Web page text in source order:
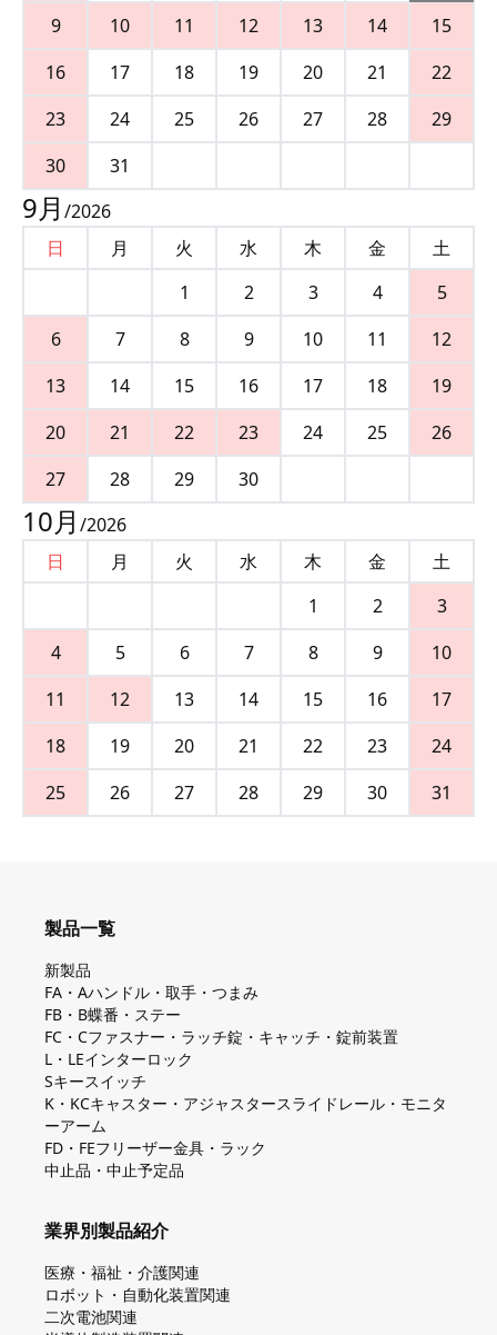
9
10 11 12 13 14
15
16
17 18 19 20 21
22
23
24 25 26 27 28
29
30
31
9月 /2026
日
月 火 水 木 金
土
1
2 3 4
5
6
7 8 9 10 11
12
13
14 15 16 17 18
19
20
21 22 23 24 25
26
27
28 29 30
10月 /2026
日
月 火 水 木 金
土
1
2
3
4
5 6 7 8 9
10
11
12 13 14 15 16
17
18
19 20 21 22 23
24
25
26 27 28 29 30 31
製品一覧
新製品
FA・Aハンドル・取手・つまみ
FB・B蝶番・ステー
FC・Cファスナー・ラッチ錠・キャッチ・錠前装置
L・LEインターロック
Sキースイッチ
K・KCキャスター・アジャスタースライドレール・モニタ
ーアーム
FD・FEフリーザー金具・ラック
中止品・中止予定品
業界別製品紹介
医療・福祉・介護関連
ロボット・自動化装置関連
二次電池関連